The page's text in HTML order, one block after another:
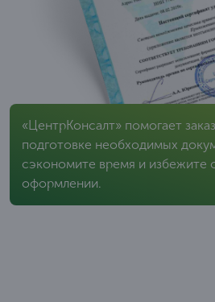
«ЦентрКонсалт» помогает
подготовке необходимых
сэкономите время и избежите
оформлении.